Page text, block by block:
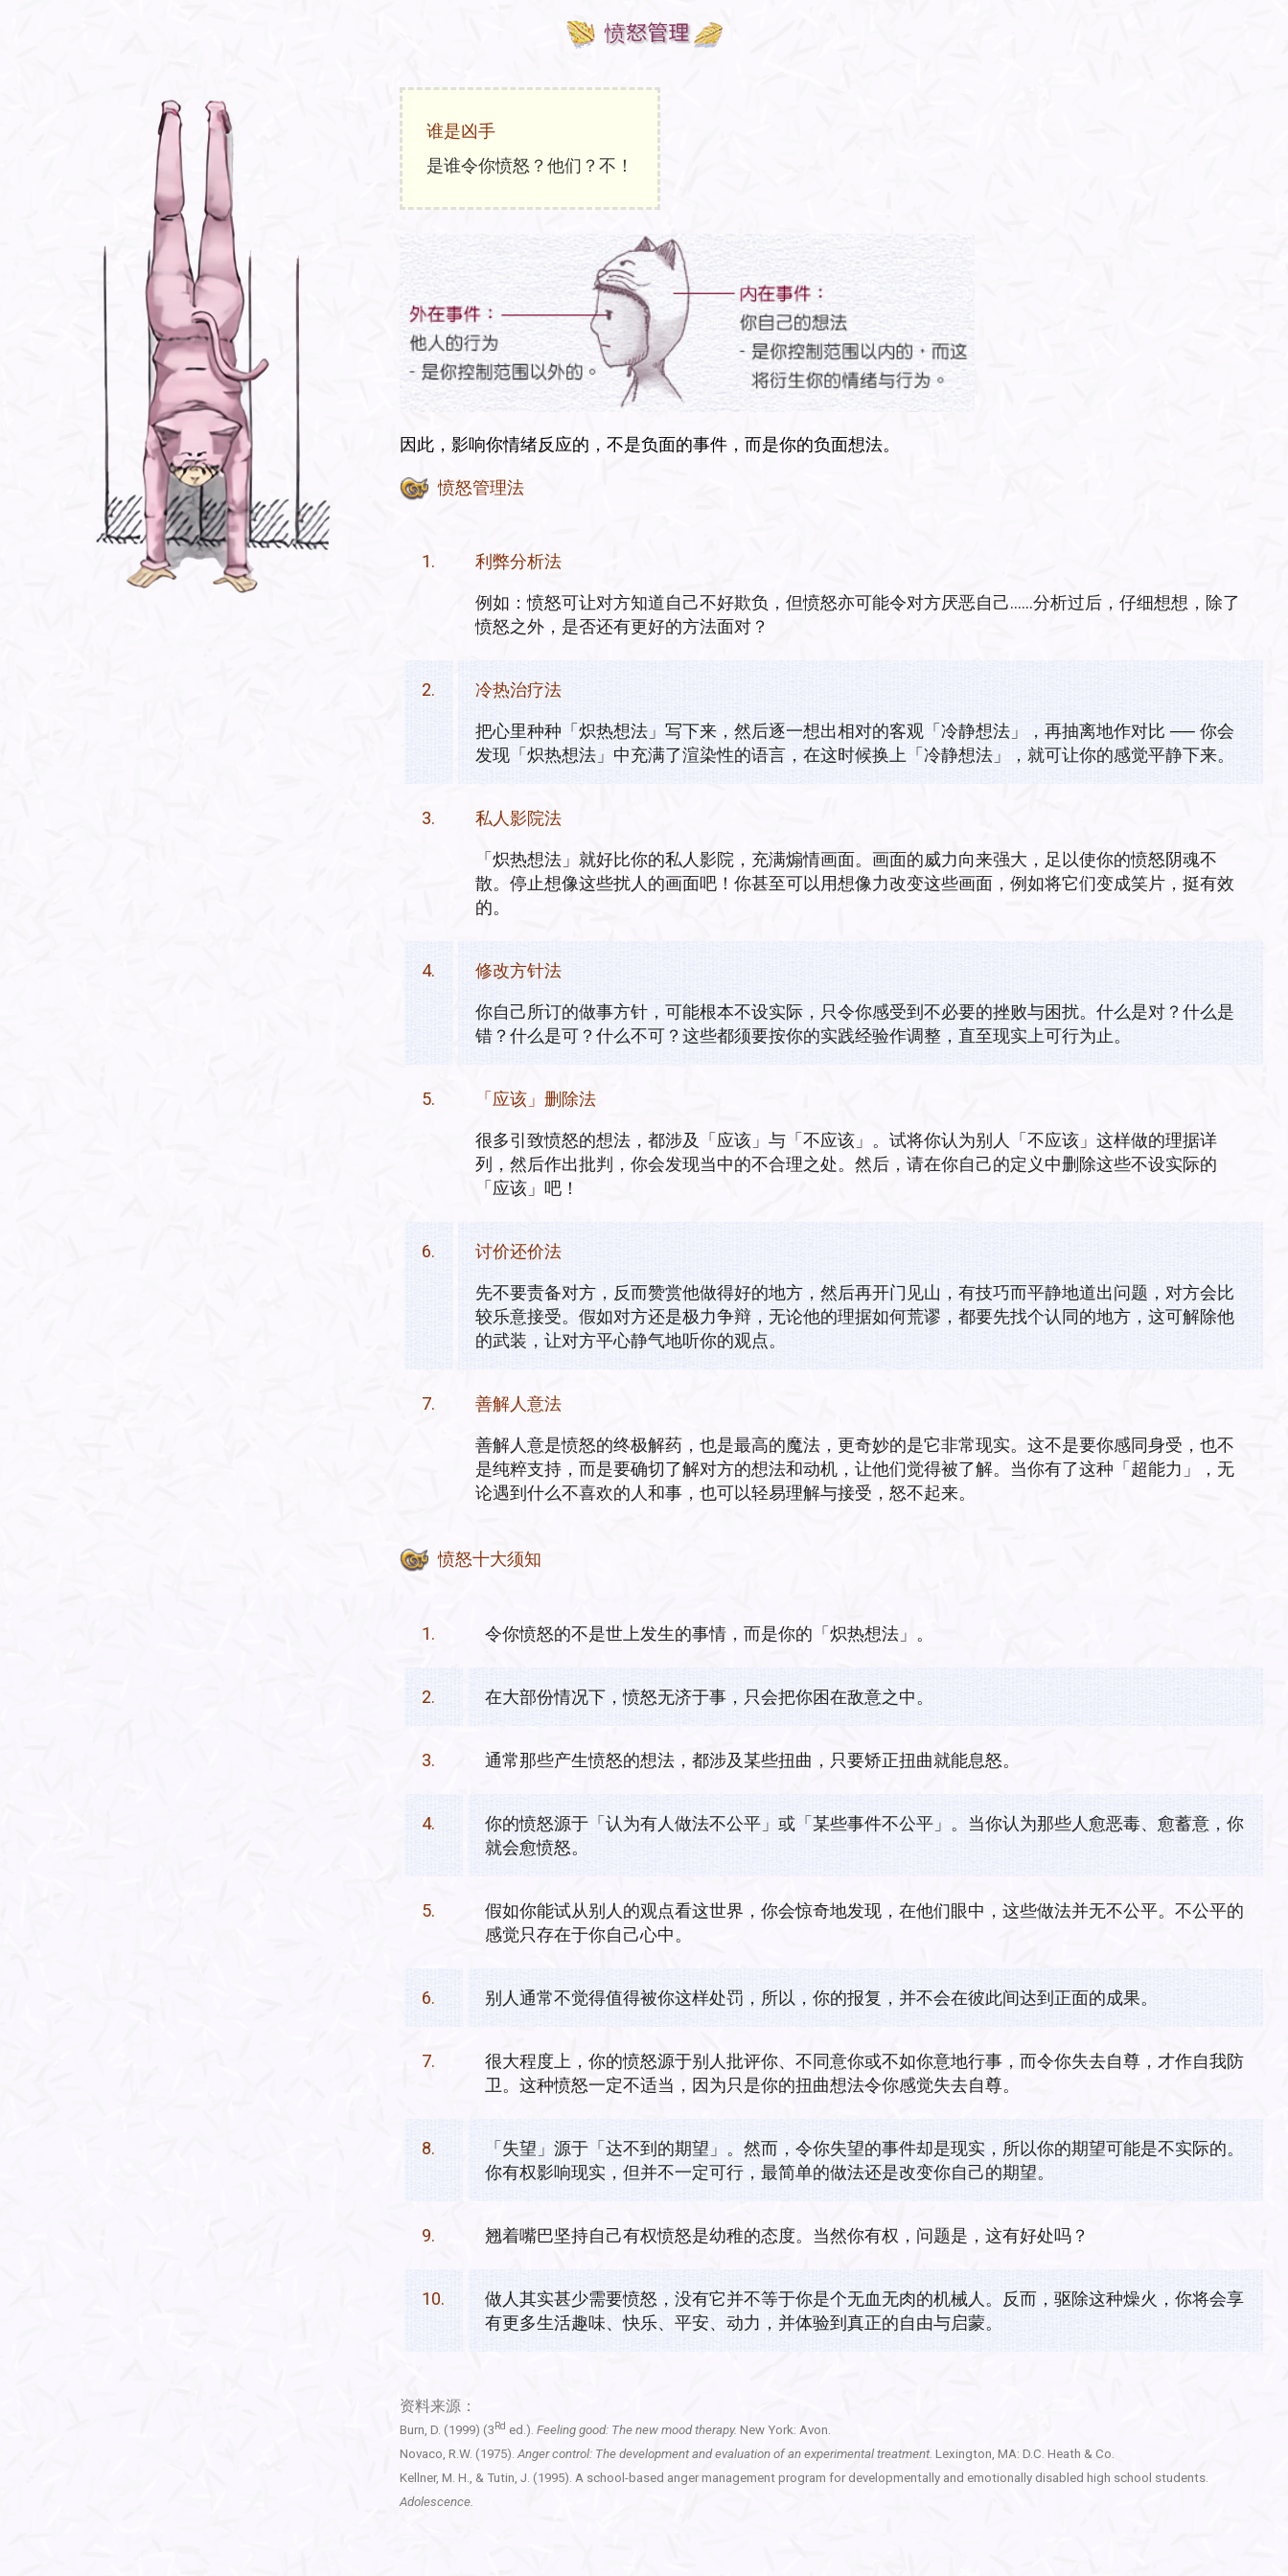
愤怒管理
谁是凶手
是谁令你愤怒？他们？不！
因此，影响你情绪反应的，不是负面的事件，而是你的负面想法。
愤怒管理法
1. 利弊分析法
例如：愤怒可让对方知道自己不好欺负，但愤怒亦可能令对方厌恶自己……分析过后，仔细想想，除了
愤怒之外，是否还有更好的方法面对？
2. 冷热治疗法
把心里种种「炽热想法」写下来，然后逐一想出相对的客观「冷静想法」，再抽离地作对比 ── 你会
发现「炽热想法」中充满了渲染性的语言，在这时候换上「冷静想法」，就可让你的感觉平静下来。
3. 私人影院法
「炽热想法」就好比你的私人影院，充满煽情画面。画面的威力向来强大，足以使你的愤怒阴魂不
散。停止想像这些扰人的画面吧！你甚至可以用想像力改变这些画面，例如将它们变成笑片，挺有效
的。
4. 修改方针法
你自己所订的做事方针，可能根本不设实际，只令你感受到不必要的挫败与困扰。什么是对？什么是
错？什么是可？什么不可？这些都须要按你的实践经验作调整，直至现实上可行为止。
5. 「应该」删除法
很多引致愤怒的想法，都涉及「应该」与「不应该」。试将你认为别人「不应该」这样做的理据详
列，然后作出批判，你会发现当中的不合理之处。然后，请在你自己的定义中删除这些不设实际的
「应该」吧！
6. 讨价还价法
先不要责备对方，反而赞赏他做得好的地方，然后再开门见山，有技巧而平静地道出问题，对方会比
较乐意接受。假如对方还是极力争辩，无论他的理据如何荒谬，都要先找个认同的地方，这可解除他
的武装，让对方平心静气地听你的观点。
7. 善解人意法
善解人意是愤怒的终极解药，也是最高的魔法，更奇妙的是它非常现实。这不是要你感同身受，也不
是纯粹支持，而是要确切了解对方的想法和动机，让他们觉得被了解。当你有了这种「超能力」，无
论遇到什么不喜欢的人和事，也可以轻易理解与接受，怒不起来。
愤怒十大须知
1. 令你愤怒的不是世上发生的事情，而是你的「炽热想法」。
2. 在大部份情况下，愤怒无济于事，只会把你困在敌意之中。
3. 通常那些产生愤怒的想法，都涉及某些扭曲，只要矫正扭曲就能息怒。
4.
你的愤怒源于「认为有人做法不公平」或「某些事件不公平」。当你认为那些人愈恶毒、愈蓄意，你
就会愈愤怒。
5.
假如你能试从别人的观点看这世界，你会惊奇地发现，在他们眼中，这些做法并无不公平。不公平的
感觉只存在于你自己心中。
6. 别人通常不觉得值得被你这样处罚，所以，你的报复，并不会在彼此间达到正面的成果。
7.
很大程度上，你的愤怒源于别人批评你、不同意你或不如你意地行事，而令你失去自尊，才作自我防
卫。这种愤怒一定不适当，因为只是你的扭曲想法令你感觉失去自尊。
8.
「失望」源于「达不到的期望」。然而，令你失望的事件却是现实，所以你的期望可能是不实际的。
你有权影响现实，但并不一定可行，最简单的做法还是改变你自己的期望。
9. 翘着嘴巴坚持自己有权愤怒是幼稚的态度。当然你有权，问题是，这有好处吗？
10.
做人其实甚少需要愤怒，没有它并不等于你是个无血无肉的机械人。反而，驱除这种燥火，你将会享
有更多生活趣味、快乐、平安、动力，并体验到真正的自由与启蒙。
资料来源：
Burn, D. (1999) (3 Rd ed.).Feeling good: The new mood therapy. New York: Avon.
Novaco, R.W. (1975).Anger control: The development and evaluation of an experimental treatment. Lexington, MA: D.C. Heath & Co.
Kellner, M. H., & Tutin, J. (1995). A school-based anger management program for developmentally and emotionally disabled high school students.
Adolescence.